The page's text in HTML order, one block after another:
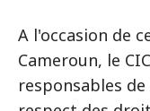
A l'occasion de
Cameroun, le
responsables